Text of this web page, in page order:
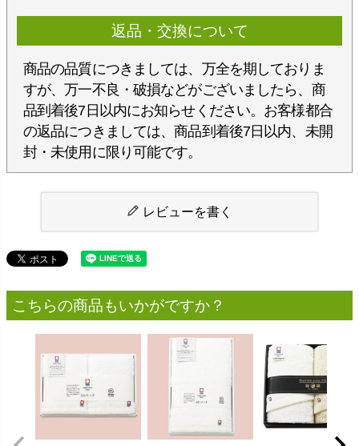
返品・交換について
商品の品質につきましては、万全を期しておりま
すが、万一不良・破損などがございましたら、商
品到着後7日以内にお知らせください。お客様都合
の返品につきましては、商品到着後7日以内、未開
封・未使用に限り可能です。
レビューを書く
こちらの商品もいかがですか？